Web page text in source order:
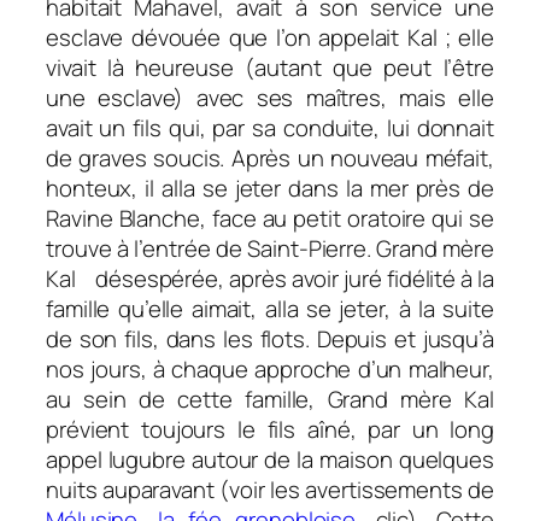
habitait Mahavel, avait à son service une
esclave dévouée que l’on appelait Kal ; elle
vivait là heureuse (autant que peut l’être
une esclave) avec ses maîtres, mais elle
avait un fils qui, par sa conduite, lui donnait
de graves soucis. Après un nouveau méfait,
honteux, il alla se jeter dans la mer près de
Ravine Blanche, face au petit oratoire qui se
trouve à l’entrée de Saint-Pierre. Grand mère
Kal désespérée, après avoir juré fidélité à la
famille qu’elle aimait, alla se jeter, à la suite
de son fils, dans les flots. Depuis et jusqu’à
nos jours, à chaque approche d’un malheur,
au sein de cette famille, Grand mère Kal
prévient toujours le fils aîné, par un long
appel lugubre autour de la maison quelques
nuits auparavant (voir les avertissements de